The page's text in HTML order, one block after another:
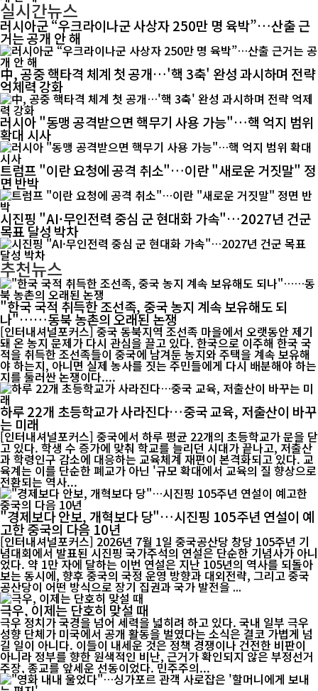
실시간뉴스
러시아군 “우크라이나군 사상자 250만 명 육박”…산출 근
거는 공개 안 해
中, 공중 핵타격 체계 첫 공개…'핵 3축' 완성 과시하며 전략
억제력 강화
러시아 "동맹 공격받으면 핵무기 사용 가능"…핵 억지 범위
확대 시사
트럼프 "이란 요청에 공격 취소"…이란 "새로운 거짓말" 정
면 반박
시진핑 "AI·무인전력 중심 군 현대화 가속"…2027년 건군
목표 달성 박차
추천뉴스
"한국 국적 취득한 조선족, 중국 농지 계속 보유해도 되
나"……동북 농촌의 오래된 논쟁
[인터내셔널포커스] 중국 동북지역 조선족 마을에서 오랫동안 제기
돼 온 농지 문제가 다시 관심을 끌고 있다. 한국으로 이주해 한국 국
적을 취득한 조선족들이 중국에 남겨둔 농지와 주택을 계속 보유해
야 하는지, 아니면 실제 농사를 짓는 주민들에게 다시 배분해야 하는
지를 둘러싼 논쟁이다....
하루 22개 초등학교가 사라진다…중국 교육, 저출산이 바꾸
는 미래
[인터내셔널포커스] 중국에서 하루 평균 22개의 초등학교가 문을 닫
고 있다. 학생 수 증가에 맞춰 학교를 늘리던 시대가 끝나고, 저출산
과 학령인구 감소에 대응하는 교육체계 재편이 본격화되고 있다. 교
육계는 이를 단순한 폐교가 아닌 '규모 확대에서 교육의 질 향상으로
전환되는 역사...
"경제보다 안보, 개혁보다 당"…시진핑 105주년 연설이 예
고한 중국의 다음 10년
[인터내셔널포커스] 2026년 7월 1일 중국공산당 창당 105주년 기
념대회에서 발표된 시진핑 국가주석의 연설은 단순한 기념사가 아니
었다. 약 1만 자에 달하는 이번 연설은 지난 105년의 역사를 되돌아
보는 동시에, 향후 중국의 국정 운영 방향과 대외전략, 그리고 중국
공산당이 어떤 방식으로 장기 집권과 국가 발전을 ...
극우, 이제는 단호히 맞설 때
극우 정치가 국경을 넘어 세력을 넓히려 하고 있다. 국내 일부 극우
성향 단체가 미국에서 공개 활동을 벌였다는 소식은 결코 가볍게 넘
길 일이 아니다. 이들이 내세운 것은 정책 경쟁이나 건전한 비판이
아니라 정부를 향한 원색적인 비난, 근거가 확인되지 않은 부정선거
주장, 종교를 앞세운 선동이었다. 민주주의...